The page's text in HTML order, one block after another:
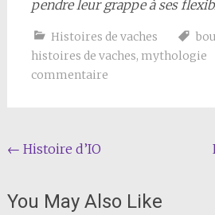
pendre leur grappe à ses
Histoires de vaches
histoires de vaches, mythologie
commentaire
Navigation
l'article
← Histoire d’IO
You May Also Like